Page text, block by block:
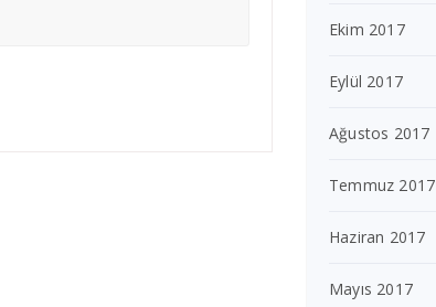
Ekim 2017
Eylül 2017
Ağustos 2017
Temmuz 2017
Haziran 2017
Mayıs 2017